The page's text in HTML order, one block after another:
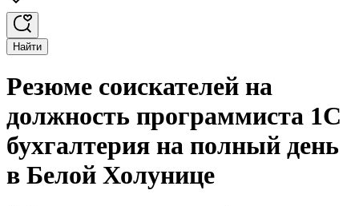
Найти
Резюме соискателей на
должность программиста 1С
бухгалтерия на полный день
в Белой Холунице